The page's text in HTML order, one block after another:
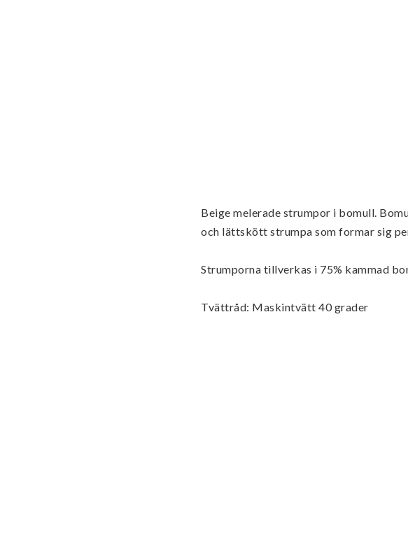
Beige melerade strumpor i bomull.
och lättskött strumpa som formar sig
Strumporna tillverkas i 75% kammad
Tvättråd: Maskintvätt 40 grader